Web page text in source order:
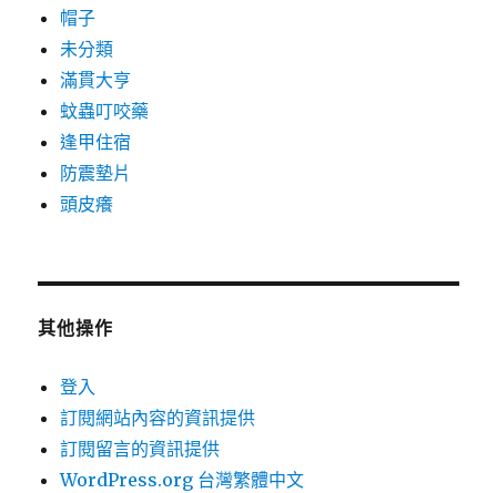
帽子
未分類
滿貫大亨
蚊蟲叮咬藥
逢甲住宿
防震墊片
頭皮癢
其他操作
登入
訂閱網站內容的資訊提供
訂閱留言的資訊提供
WordPress.org 台灣繁體中文